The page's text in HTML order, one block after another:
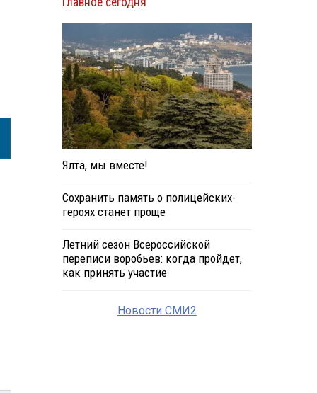
Ялта, мы вместе!
Сохранить память о полицейских-
героях станет проще
Летний сезон Всероссийской
переписи воробьев: когда пройдет,
как принять участие
Новости СМИ2